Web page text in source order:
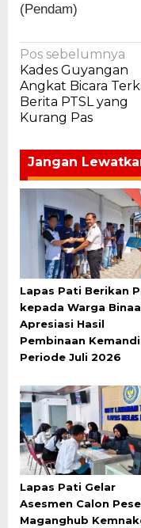
(Pendam)
Navigasi
pos
Pos sebelumnya
Kades Guyangan
Angkat Bicara
Berita PTSL yang
Kurang Pas
Jangan
Lapas Pati Berikan
kepada Warga
Apresiasi Hasil
Pembinaan
Periode Juli 2026
Lapas Pati Gelar
Asesmen Calon
Maganghub